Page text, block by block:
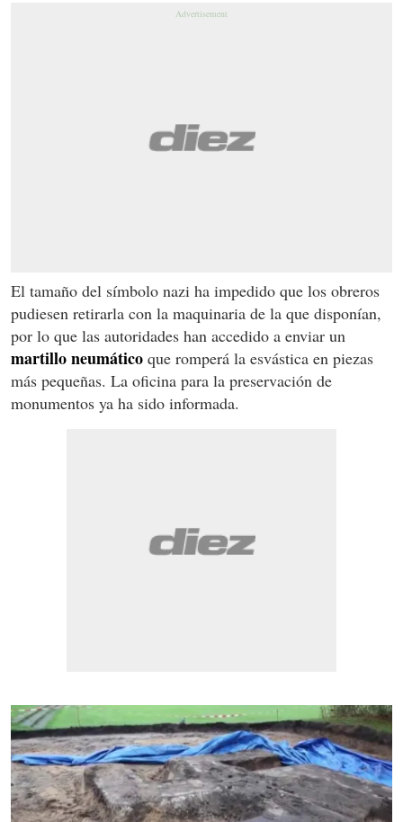
El tamaño del símbolo nazi ha impedido que los obreros
pudiesen retirarla con la maquinaria de la que disponían,
por lo que las autoridades han accedido a enviar un
martillo neumático que romperá la esvástica en piezas
más pequeñas. La oficina para la preservación de
monumentos ya ha sido informada.